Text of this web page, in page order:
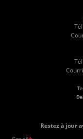
Restez à jour